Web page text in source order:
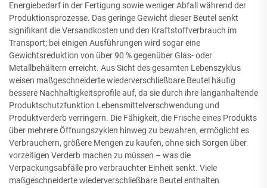
Energiebedarf in der Fertigung sowie weniger Abfall während der
Produktionsprozesse. Das geringe Gewicht dieser Beutel senkt
signifikant die Versandkosten und den Kraftstoffverbrauch im
Transport; bei einigen Ausführungen wird sogar eine
Gewichtsreduktion von über 90 % gegenüber Glas- oder
Metallbehältern erreicht. Aus Sicht des gesamten Lebenszyklus
weisen maßgeschneiderte wiederverschließbare Beutel häufig
bessere Nachhaltigkeitsprofile auf, da sie durch ihre langanhaltende
Produktschutzfunktion Lebensmittelverschwendung und
Produktverderb verringern. Die Fähigkeit, die Frische eines Produkts
über mehrere Öffnungszyklen hinweg zu bewahren, ermöglicht es
Verbrauchern, größere Mengen zu kaufen, ohne sich Sorgen über
vorzeitigen Verderb machen zu müssen – was die
Verpackungsabfälle pro verbrauchter Einheit senkt. Viele
maßgeschneiderte wiederverschließbare Beutel enthalten